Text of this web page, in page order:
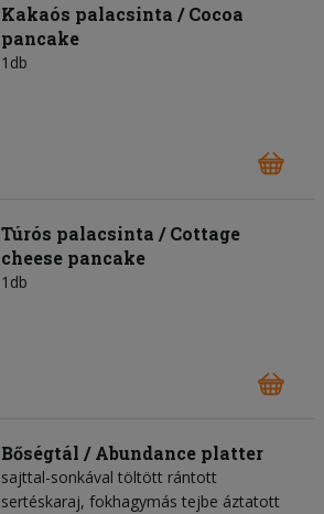
Kakaós palacsinta / Cocoa
pancake
1db
Túrós palacsinta / Cottage
cheese pancake
1db
Bőségtál / Abundance platter
sajttal-sonkával töltött rántott
sertéskaraj, fokhagymás tejbe áztatott